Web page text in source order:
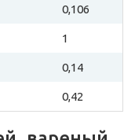
0,106
1
0,14
0,42